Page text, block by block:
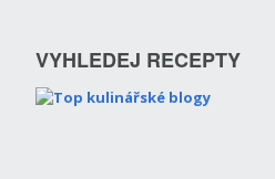
VYHLEDEJ RECEPTY